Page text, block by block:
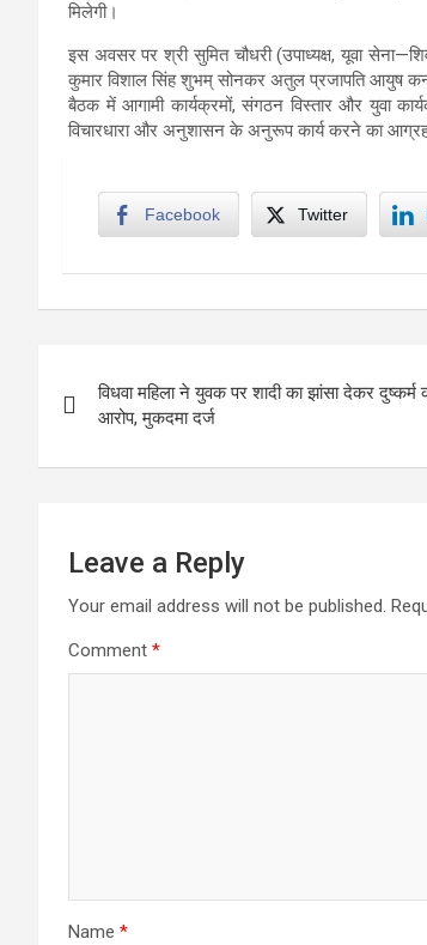
मिलेगी।
इस अवसर पर श्री सुमित चौधरी (उपाध्यक्ष, यूवा
कुमार विशाल सिंह शुभम् सोनकर अतुल प्रजापति आयुष
बैठक में आगामी कार्यक्रमों, संगठन विस्तार और युवा
विचारधारा और अनुशासन के अनुरूप कार्य करने का आग्रह
Facebook Twitter
navigation
विधवा महिला ने युवक पर शादी का झांसा देकर दुष्कर्म
आरोप, मुकदमा दर्ज
Leave a Reply
Your email address will not be published.
Comment *
Name *